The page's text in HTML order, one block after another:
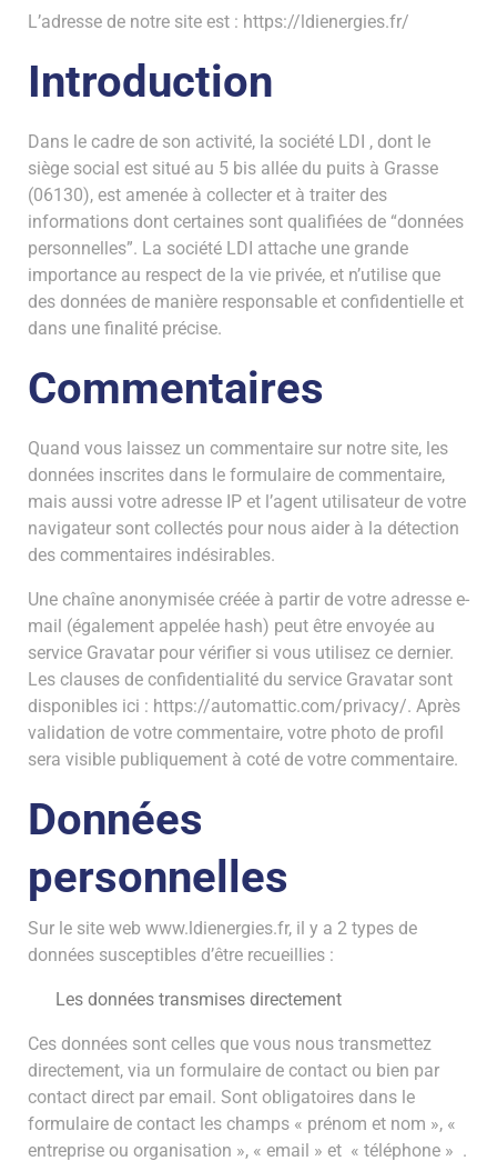
L’adresse de notre site est : https://ldienergies.fr/
Introduction
Dans le cadre de son activité, la société LDI , dont le
siège social est situé au 5 bis allée du puits à Grasse
(06130), est amenée à collecter et à traiter des
informations dont certaines sont qualifiées de “données
personnelles”. La société LDI attache une grande
importance au respect de la vie privée, et n’utilise que
des données de manière responsable et confidentielle et
dans une finalité précise.
Commentaires
Quand vous laissez un commentaire sur notre site, les
données inscrites dans le formulaire de commentaire,
mais aussi votre adresse IP et l’agent utilisateur de votre
navigateur sont collectés pour nous aider à la détection
des commentaires indésirables.
Une chaîne anonymisée créée à partir de votre adresse e-
mail (également appelée hash) peut être envoyée au
service Gravatar pour vérifier si vous utilisez ce dernier.
Les clauses de confidentialité du service Gravatar sont
disponibles ici : https://automattic.com/privacy/. Après
validation de votre commentaire, votre photo de profil
sera visible publiquement à coté de votre commentaire.
Données
personnelles
Sur le site web www.ldienergies.fr, il y a 2 types de
données susceptibles d’être recueillies :
Les données transmises directement
Ces données sont celles que vous nous transmettez
directement, via un formulaire de contact ou bien par
contact direct par email. Sont obligatoires dans le
formulaire de contact les champs « prénom et nom », «
entreprise ou organisation », « email » et « téléphone » .